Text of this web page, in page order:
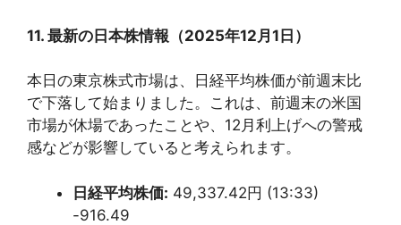
11. 最新の日本株情報（2025年12月1日）
本日の東京株式市場は、日経平均株価が前週末比
で下落して始まりました。これは、前週末の米国
市場が休場であったことや、12月利上げへの警戒
感などが影響していると考えられます。
日経平均株価: 49,337.42円 (13:33)
-916.49